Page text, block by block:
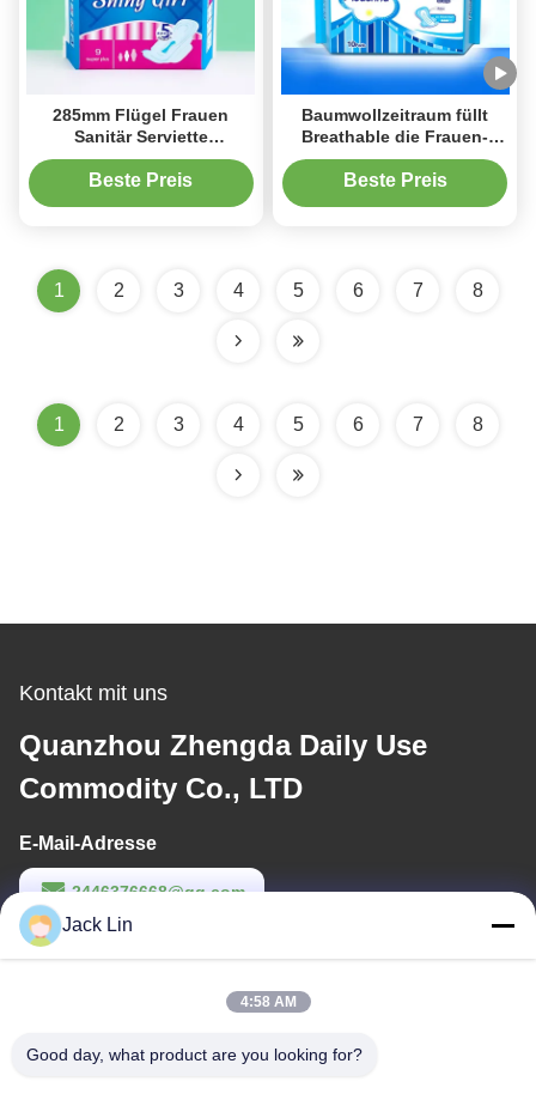
285mm Flügel Frauen
Sanitär Serviette
Ausgezeichnete
Absorptionsfähigkeit
Weiches Nichtgewebtes
Beste Preis
Baumwollzeitraum füllt
Breathable die Frauen-
Damenbinde-Auflagen-
monatliche weibliche
Beste Preis
1 2 3 4 5 6 7 8
1 2 3 4 5 6 7 8
Kontakt mit uns
Quanzhou Zhengda Daily Use
Commodity Co., LTD
E-Mail-Adresse
2446376668@qq.com
Arbeitszeit
Jack Lin
4:58 AM
Good day, what product are you looking for?